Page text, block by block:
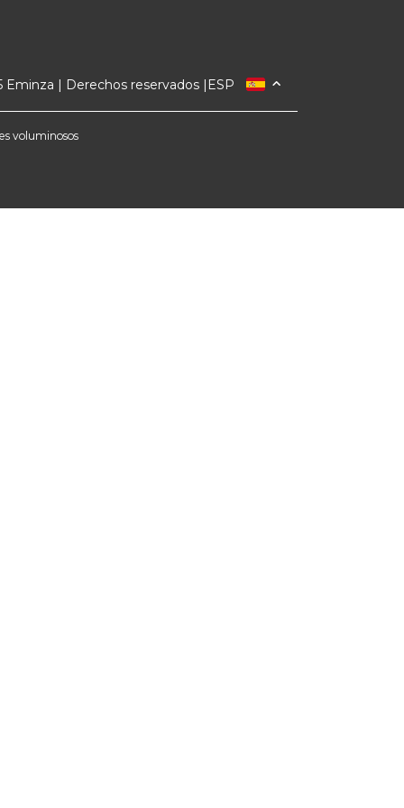
| Derechos reservados |FRANCIA
ITALIA
ESP
voluminosos